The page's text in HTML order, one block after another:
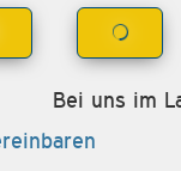
Bei uns im